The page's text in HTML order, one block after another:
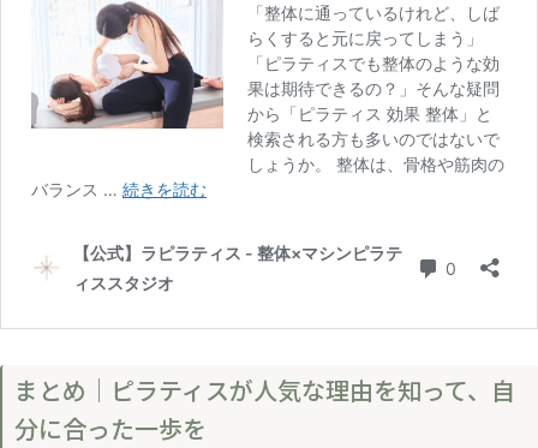
まとめ｜ピラティスが人気な理由を知って、自
分に合った一歩を